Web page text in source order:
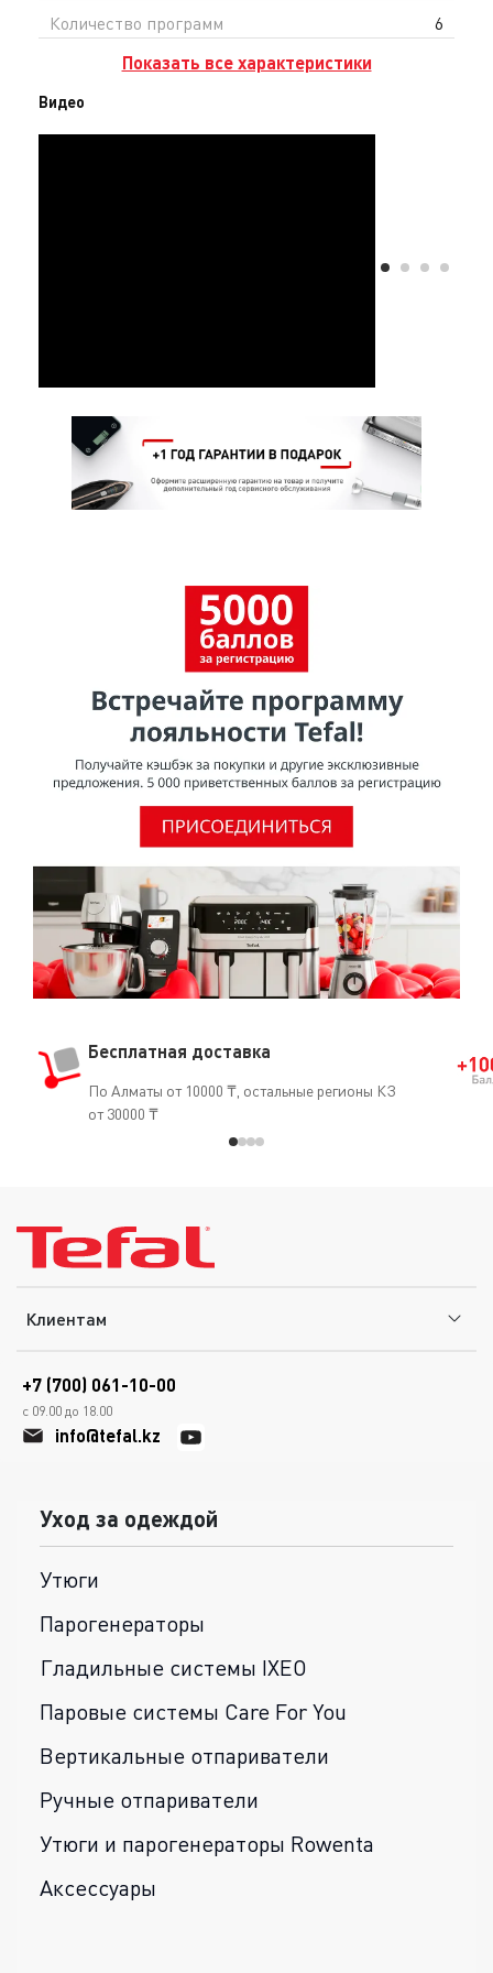
и доставку по всему Казахстану.
Количество программ
6
Показать все характеристики
Видео
Бесплатная доставка
По Алматы от 10000 ₸, остальные регионы КЗ
от 30000 ₸
Клиентам
+7 (700) 061-10-00
с 09.00 до 18.00
info@tefal.kz
Уход за одеждой
Утюги
Парогенераторы
Гладильные системы IXEO
Паровые системы Care For You
Вертикальные отпариватели
Ручные отпариватели
Утюги и парогенераторы Rowenta
Аксессуары